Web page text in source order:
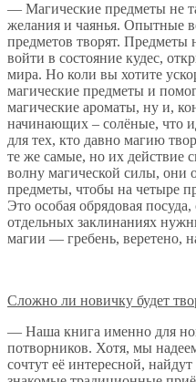
— Магические предметы не
желания и чаянья. Опытные
предметов творят. Предметы
войти в состояние кудес,
мира. Но коли вы хотите
магические предметы и
магические ароматы, ну и,
начинающих – солёные, что
для тех, кто давно магию
те же самые, но их действие
волну магической силы,
предметы, чтобы на четыре
Это особая обрядовая
отдельных заклинаниях
магии — гребень, веретено,
Сложно ли новичку будет
— Наша книга именно для
потворников. Хотя, мы
сочтут её интересной,